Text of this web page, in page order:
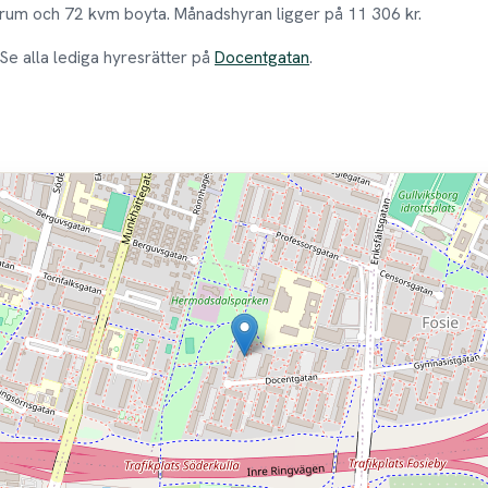
och 72 kvm boyta. Månadshyran ligger på 11 306 kr.
alla lediga hyresrätter på Docentgatan.